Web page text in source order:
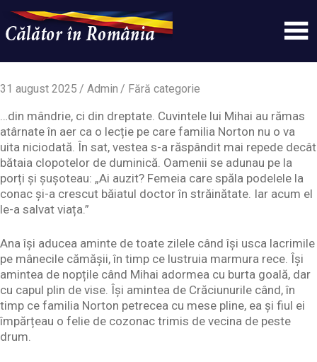
content
Calatorinromania
simplu
WordPress
31 august 2025 Admin Fără categorie
…din mândrie, ci din dreptate. Cuvintele lui Mihai au rămas
atârnate în aer ca o lecție pe care familia Norton nu o va
uita niciodată. În sat, vestea s-a răspândit mai repede decât
bătaia clopotelor de duminică. Oamenii se adunau pe la
porți și șușoteau: „Ai auzit? Femeia care spăla podelele la
conac și-a crescut băiatul doctor în străinătate. Iar acum el
le-a salvat viața.”
Ana își aducea aminte de toate zilele când își usca lacrimile
pe mânecile cămășii, în timp ce lustruia marmura rece. Își
amintea de nopțile când Mihai adormea cu burta goală, dar
cu capul plin de vise. Își amintea de Crăciunurile când, în
timp ce familia Norton petrecea cu mese pline, ea și fiul ei
împărțeau o felie de cozonac trimis de vecina de peste
drum.